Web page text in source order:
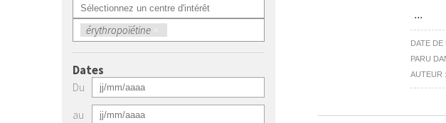
érythropoïétine ×
Dates
Du
au
...
DATE DE
PARU
AUTEUR